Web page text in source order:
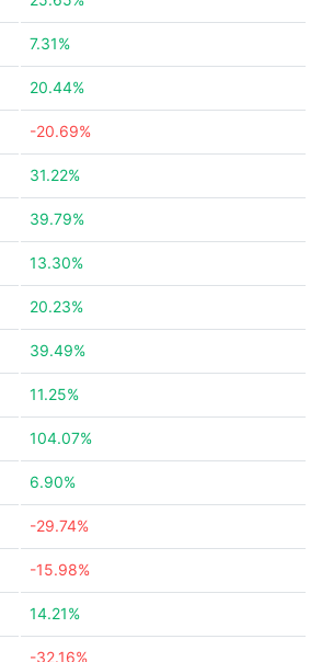
7.31%
20.44%
-20.69%
31.22%
39.79%
13.30%
20.23%
39.49%
11.25%
104.07%
6.90%
-29.74%
-15.98%
14.21%
-32.16%